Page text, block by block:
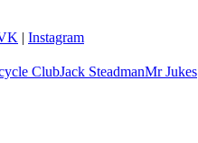
| Instagram
ClubJack SteadmanMr Jukes